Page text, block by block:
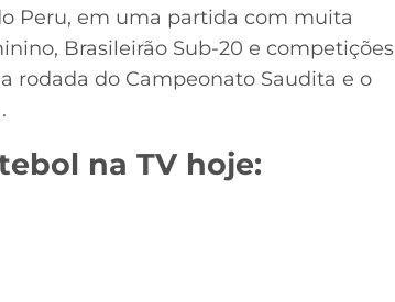
Peru, em uma partida com muita
Brasileirão Sub-20 e competições
rodada do Campeonato Saudita e o
na TV hoje: